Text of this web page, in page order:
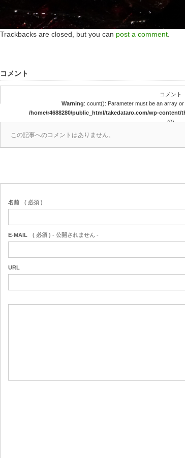
Trackbacks are closed, but you can post a comment
コメント
コメント
Warning: count(): Parameter must be an array
/home/r4688280/public_html/takedataro.com/wp-content/
(0)
この記事へのコメントはありません。
名前 ( 必須 )
E-MAIL ( 必須 ) - 公開されません -
URL